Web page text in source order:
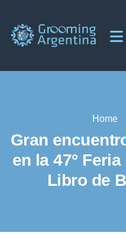
Home
Gran
en la 47°
Libro de